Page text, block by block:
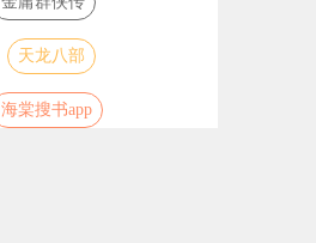
天龙八部
海棠搜书app